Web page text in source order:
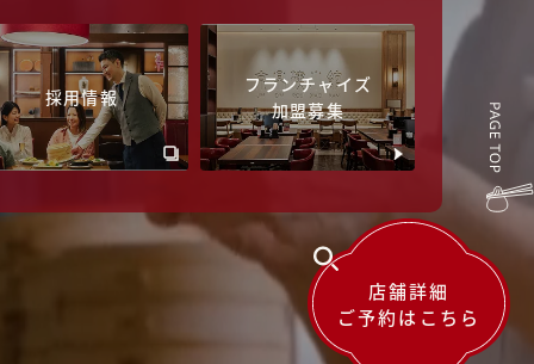
店舗詳細
ご予約はこちら
採用情報
フランチャイズ
加盟募集